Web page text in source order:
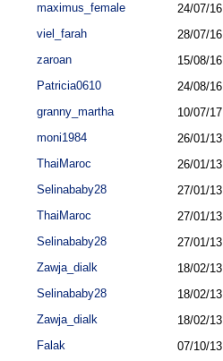
maximus_female 24/07/16
viel_farah 28/07/16
zaroan 15/08/16
Patricia0610 24/08/16
granny_martha 10/07/17
moni1984 26/01/13
ThaiMaroc 26/01/13
Selinababy28 27/01/13
ThaiMaroc 27/01/13
Selinababy28 27/01/13
Zawja_dialk 18/02/13
Selinababy28 18/02/13
Zawja_dialk 18/02/13
Falak 07/10/13